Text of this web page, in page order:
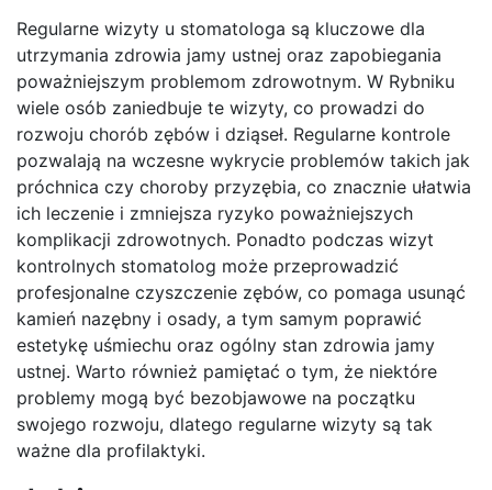
Regularne wizyty u stomatologa są kluczowe dla
utrzymania zdrowia jamy ustnej oraz zapobiegania
poważniejszym problemom zdrowotnym. W Rybniku
wiele osób zaniedbuje te wizyty, co prowadzi do
rozwoju chorób zębów i dziąseł. Regularne kontrole
pozwalają na wczesne wykrycie problemów takich jak
próchnica czy choroby przyzębia, co znacznie ułatwia
ich leczenie i zmniejsza ryzyko poważniejszych
komplikacji zdrowotnych. Ponadto podczas wizyt
kontrolnych stomatolog może przeprowadzić
profesjonalne czyszczenie zębów, co pomaga usunąć
kamień nazębny i osady, a tym samym poprawić
estetykę uśmiechu oraz ogólny stan zdrowia jamy
ustnej. Warto również pamiętać o tym, że niektóre
problemy mogą być bezobjawowe na początku
swojego rozwoju, dlatego regularne wizyty są tak
ważne dla profilaktyki.